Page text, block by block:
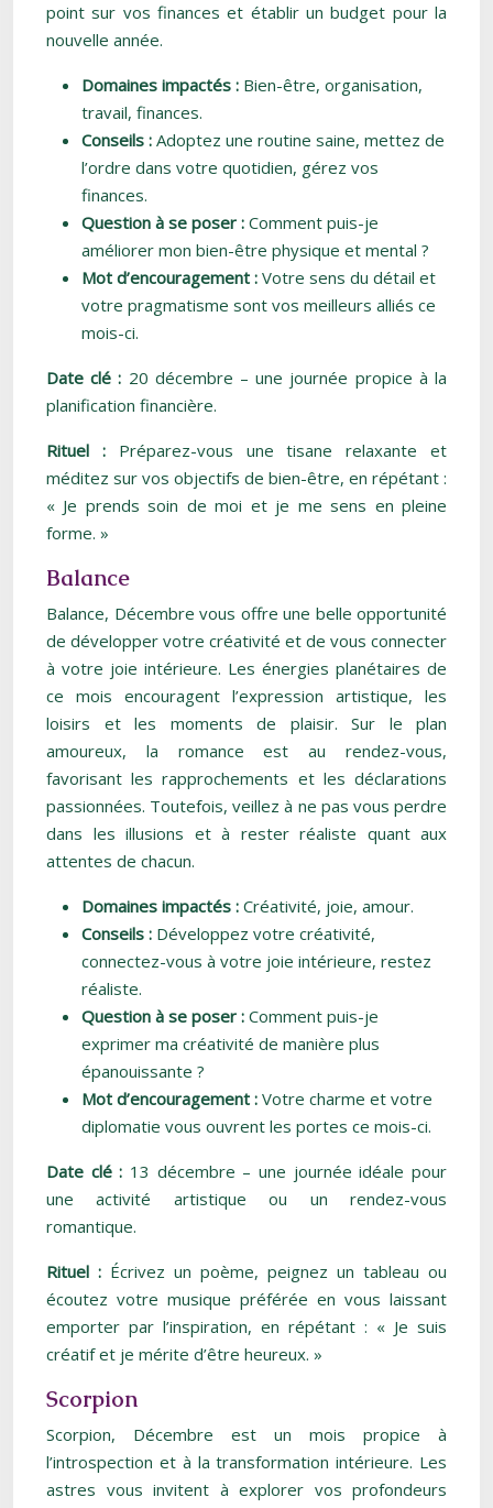
point sur vos finances et établir un budget pour la
nouvelle année.
Domaines impactés : Bien-être, organisation,
travail, finances.
Conseils : Adoptez une routine saine, mettez de
l’ordre dans votre quotidien, gérez vos
finances.
Question à se poser : Comment puis-je
améliorer mon bien-être physique et mental ?
Mot d’encouragement : Votre sens du détail et
votre pragmatisme sont vos meilleurs alliés ce
mois-ci.
Date clé : 20 décembre – une journée propice à la
planification financière.
Rituel : Préparez-vous une tisane relaxante et
méditez sur vos objectifs de bien-être, en répétant :
« Je prends soin de moi et je me sens en pleine
forme. »
Balance
Balance, Décembre vous offre une belle opportunité
de développer votre créativité et de vous connecter
à votre joie intérieure. Les énergies planétaires de
ce mois encouragent l’expression artistique, les
loisirs et les moments de plaisir. Sur le plan
amoureux, la romance est au rendez-vous,
favorisant les rapprochements et les déclarations
passionnées. Toutefois, veillez à ne pas vous perdre
dans les illusions et à rester réaliste quant aux
attentes de chacun.
Domaines impactés : Créativité, joie, amour.
Conseils : Développez votre créativité,
connectez-vous à votre joie intérieure, restez
réaliste.
Question à se poser : Comment puis-je
exprimer ma créativité de manière plus
épanouissante ?
Mot d’encouragement : Votre charme et votre
diplomatie vous ouvrent les portes ce mois-ci.
Date clé : 13 décembre – une journée idéale pour
une activité artistique ou un rendez-vous
romantique.
Rituel : Écrivez un poème, peignez un tableau ou
écoutez votre musique préférée en vous laissant
emporter par l’inspiration, en répétant : « Je suis
créatif et je mérite d’être heureux. »
Scorpion
Scorpion, Décembre est un mois propice à
l’introspection et à la transformation intérieure. Les
astres vous invitent à explorer vos profondeurs